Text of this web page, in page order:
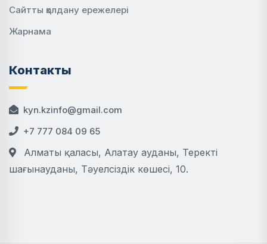
Сайтты қолдану ережелері
Жарнама
Контакты
kyn.kzinfo@gmail.com
+7 777 084 09 65
Алматы қаласы, Алатау ауданы, Теректі
шағынауданы, Тәуелсіздік көшесі, 10.